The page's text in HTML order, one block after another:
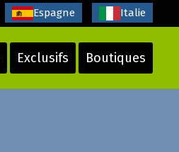
Exclusifs Boutiques
Espagne Italie